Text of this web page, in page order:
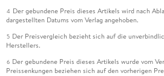
4 Der gebundene Preis dieses Artikels wird nach
dargestellten Datums vom Verlag angehoben.
5 Der Preisvergleich bezieht sich auf die
Herstellers.
6 Der gebundene Preis dieses Artikels wurde vom
Preissenkungen beziehen sich auf den vorherigen